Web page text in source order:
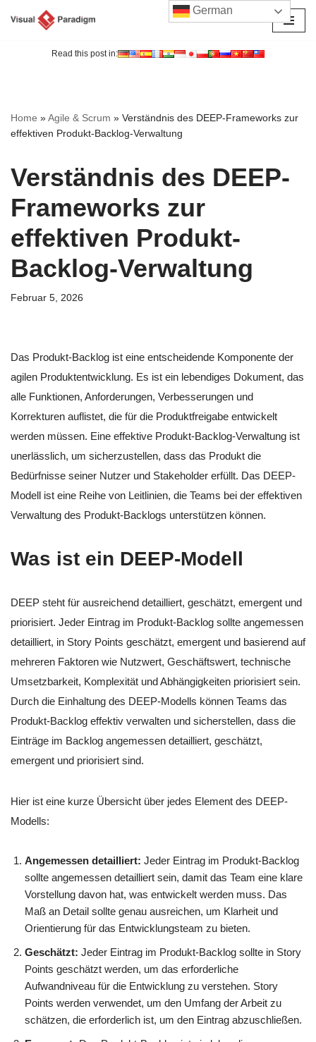
Read this post in:
Home »Agile & Scrum » Verständnis des DEEP-Frameworks zur
effektiven Produkt-Backlog-Verwaltung
Verständnis des DEEP-
Frameworks zur
effektiven Produkt-
Backlog-Verwaltung
Februar 5, 2026
Das Produkt-Backlog ist eine entscheidende Komponente der
agilen Produktentwicklung. Es ist ein lebendiges Dokument, das
alle Funktionen, Anforderungen, Verbesserungen und
Korrekturen auflistet, die für die Produktfreigabe entwickelt
werden müssen. Eine effektive Produkt-Backlog-Verwaltung ist
unerlässlich, um sicherzustellen, dass das Produkt die
Bedürfnisse seiner Nutzer und Stakeholder erfüllt. Das DEEP-
Modell ist eine Reihe von Leitlinien, die Teams bei der effektiven
Verwaltung des Produkt-Backlogs unterstützen können.
Was ist ein DEEP-Modell
DEEP steht für ausreichend detailliert, geschätzt, emergent und
priorisiert. Jeder Eintrag im Produkt-Backlog sollte angemessen
detailliert, in Story Points geschätzt, emergent und basierend auf
mehreren Faktoren wie Nutzwert, Geschäftswert, technische
Umsetzbarkeit, Komplexität und Abhängigkeiten priorisiert sein.
Durch die Einhaltung des DEEP-Modells können Teams das
Produkt-Backlog effektiv verwalten und sicherstellen, dass die
Einträge im Backlog angemessen detailliert, geschätzt,
emergent und priorisiert sind.
Hier ist eine kurze Übersicht über jedes Element des DEEP-
Modells:
Angemessen detailliert: Jeder Eintrag im Produkt-Backlog
sollte angemessen detailliert sein, damit das Team eine klare
Vorstellung davon hat, was entwickelt werden muss. Das
Maß an Detail sollte genau ausreichen, um Klarheit und
Orientierung für das Entwicklungsteam zu bieten.
Geschätzt: Jeder Eintrag im Produkt-Backlog sollte in Story
Points geschätzt werden, um das erforderliche
Aufwandniveau für die Entwicklung zu verstehen. Story
Points werden verwendet, um den Umfang der Arbeit zu
schätzen, die erforderlich ist, um den Eintrag abzuschließen.
German